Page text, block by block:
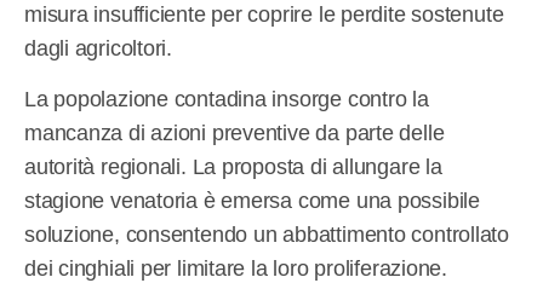
misura insufficiente per coprire le perdite sostenute
dagli agricoltori.
La popolazione contadina insorge contro la
mancanza di azioni preventive da parte delle
autorità regionali. La proposta di allungare la
stagione venatoria è emersa come una possibile
soluzione, consentendo un abbattimento controllato
dei cinghiali per limitare la loro proliferazione.